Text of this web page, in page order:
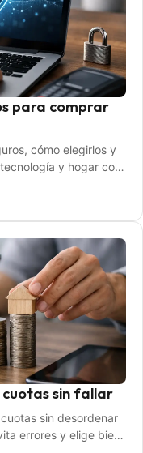
para comprar
cómo elegirlos y
y hogar con
sin fallar
sin desordenar
errores y elige bien